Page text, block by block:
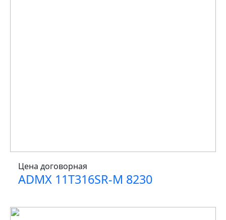
Цена договорная
ADMX 11T316SR-M 8230